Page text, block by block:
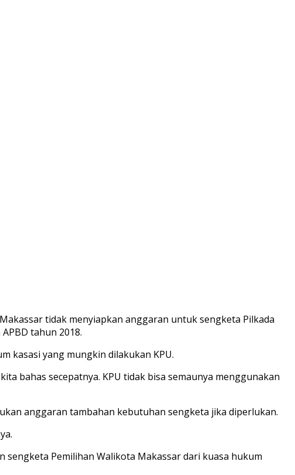
Makassar tidak menyiapkan anggaran untuk sengketa Pilkada
tahun 2018.
kasasi yang mungkin dilakukan KPU.
bahas secepatnya. KPU tidak bisa semaunya menggunakan
anggaran tambahan kebutuhan sengketa jika diperlukan.
Pemilihan Walikota Makassar dari kuasa hukum